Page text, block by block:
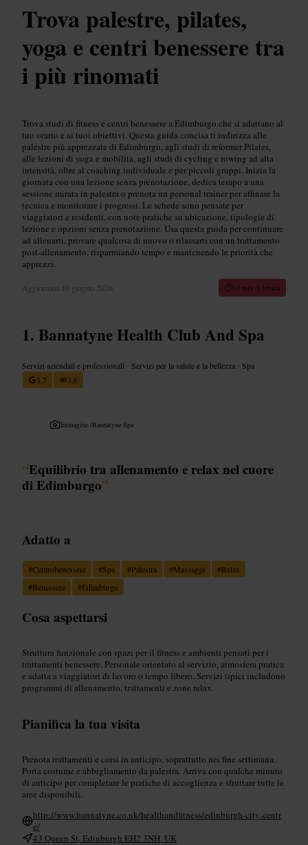
Trova palestre, pilates,
yoga e centri benessere tra
i più rinomati
Trova studi di fitness e centri benessere a Edimburgo che si adattano al
tuo orario e ai tuoi obiettivi. Questa guida concisa ti indirizza alle
palestre più apprezzate di Edimburgo, agli studi di reformer Pilates,
alle lezioni di yoga e mobilità, agli studi di cycling e rowing ad alta
intensità, oltre al coaching individuale e per piccoli gruppi. Inizia la
giornata con una lezione senza prenotazione, dedica tempo a una
sessione mirata in palestra o prenota un personal trainer per affinare la
tecnica e monitorare i progressi. Le schede sono pensate per
viaggiatori e residenti, con note pratiche su ubicazione, tipologie di
lezione e opzioni senza prenotazione. Usa questa guida per continuare
ad allenarti, provare qualcosa di nuovo o rilassarti con un trattamento
post-allenamento, risparmiando tempo e mantenendo le priorità che
apprezzi.
Aggiornato 10 giugno 2026 12 min di lettura
Bannatyne Health Club And Spa
Servizi aziendali e professionali • Servizi per la salute e la bellezza • Spa
3,7
3,6
Immagine /Bannatyne Spa
“Equilibrio tra allenamento e relax nel cuore
di Edimburgo”
Adatto a
#Centrobenessere #Spa #Palestra #Massaggi #Relax
#Benessere #Edimburgo
Cosa aspettarsi
Struttura funzionale con spazi per il fitness e ambienti pensati per i
trattamenti benessere. Personale orientato al servizio, atmosfera pratica
e adatta a viaggiatori di lavoro o tempo libero. Servizi tipici includono
programmi di allenamento, trattamenti e zone relax.
Pianifica la tua visita
Prenota trattamenti e corsi in anticipo, soprattutto nei fine settimana.
Porta costume e abbigliamento da palestra. Arriva con qualche minuto
di anticipo per completare le pratiche di accoglienza e sfruttare tutte le
aree disponibili.
http://www.bannatyne.co.uk/healthandfitness/edinburgh-city-centr
e/
43 Queen St, Edinburgh EH2 3NH, UK